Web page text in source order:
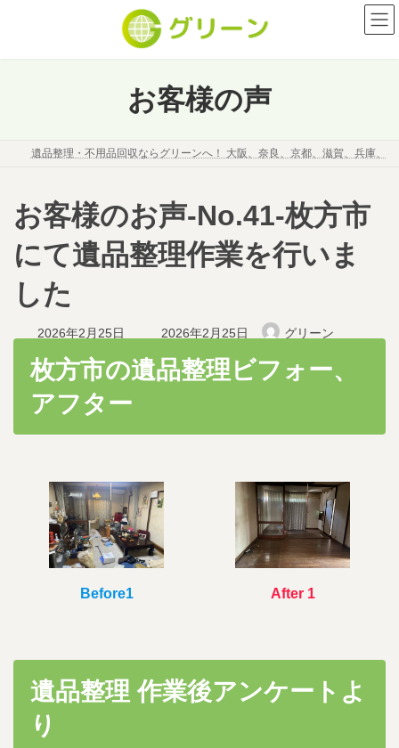
ン
ー
お客様の声
遺品整理・不用品回収ならグリーンへ！ 大阪、奈良、京都、滋賀、兵庫、
お客様のお声-No.41-枚方市
にて遺品整理作業を行いま
した
2026年2月25日
最
終
更
新
2026年2月25日 グリーン
枚方市の遺品整理ビフォー、
アフター
Before1 After 1
遺品整理 作業後アンケートよ
り